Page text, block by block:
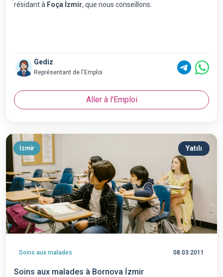
résidant à Foça İzmir, que nous conseillons.
Gediz
Représentant de l'Emploi
Aller à l'Emploi
İzmir Yatılı
Soins aux malades 08.03.2011
Soins aux malades à Bornova İzmir